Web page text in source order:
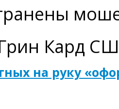
Кард
на руку